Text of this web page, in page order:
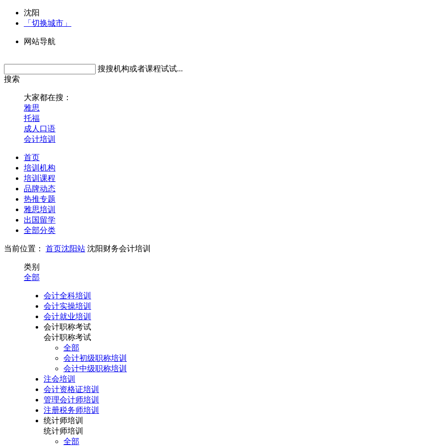
沈阳
「切换城市」
网站导航
搜搜机构或者课程试试...
搜索
大家都在搜：
雅思
托福
成人口语
会计培训
首页
培训机构
培训课程
品牌动态
热推专题
雅思培训
出国留学
全部分类
当前位置： 首页沈阳站 沈阳财务会计培训
类别
全部
会计全科培训
会计实操培训
会计就业培训
会计职称考试
会计职称考试
全部
会计初级职称培训
会计中级职称培训
注会培训
会计资格证培训
管理会计师培训
注册税务师培训
统计师培训
统计师培训
全部